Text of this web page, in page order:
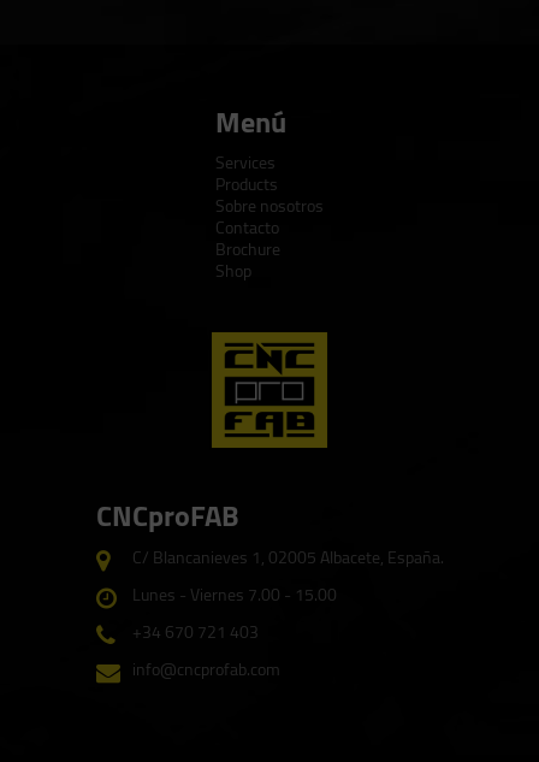
Menú
Services
Products
Sobre nosotros
Contacto
Brochure
Shop
CNCproFAB
C/ Blancanieves 1, 02005 Albacete, España.
Lunes - Viernes 7.00 - 15.00
+34 670 721 403
info@cncprofab.com